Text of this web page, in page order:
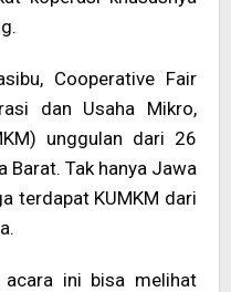
Cooperative Fair
dan Usaha Mikro,
unggulan dari 26
Barat. Tak hanya Jawa
terdapat KUMKM dari
acara ini bisa melihat